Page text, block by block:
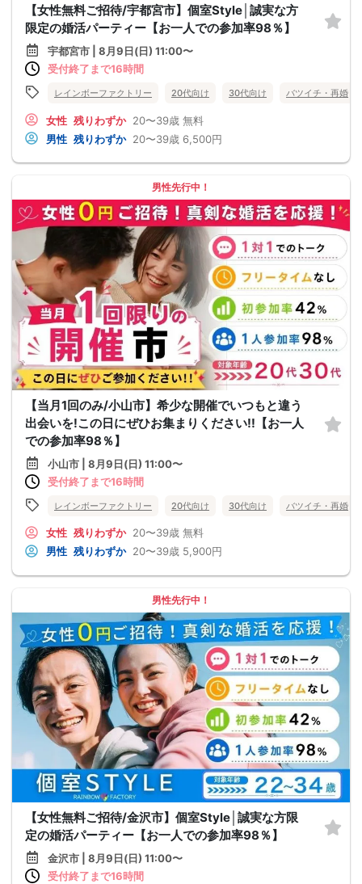
【女性無料ご招待/宇都宮市】個室Style│誠実な方
限定の婚活パーティー【お一人での参加率98％】
宇都宮市 | 8月9日(日) 11:00〜
受付終了まで16時間
レインボーファクトリー 20代向け 30代向け バツイチ・再婚
女性 残りわずか 20〜39歳 無料
男性 残りわずか 20〜39歳 6,500円
男性先行中！
【当月1回のみ/小山市】希少な開催でいつもと違う
出会いを!この日にぜひお集まりください!!【お一人
での参加率98％】
小山市 | 8月9日(日) 11:00〜
受付終了まで16時間
レインボーファクトリー 20代向け 30代向け バツイチ・再婚
女性 残りわずか 20〜39歳 無料
男性 残りわずか 20〜39歳 5,900円
男性先行中！
【女性無料ご招待/金沢市】個室Style│誠実な方限
定の婚活パーティー【お一人での参加率98％】
金沢市 | 8月9日(日) 11:00〜
受付終了まで16時間